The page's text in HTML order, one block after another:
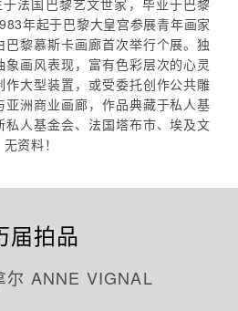
法国巴黎艺文世家，毕业于巴黎
年起于巴黎大皇宫参展青年画家
黎慕斯卡画廊首次举行个展。独
画风表现，富有色彩层次的心灵
作大型装置，或受委托创作公共雕
洲商业画廊，作品典藏于私人基
人基金会、法国塔布市、埃及文
资料！
届拍品
ANNE VIGNAL